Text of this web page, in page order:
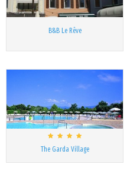
B&B Le Rêve
The Garda Village